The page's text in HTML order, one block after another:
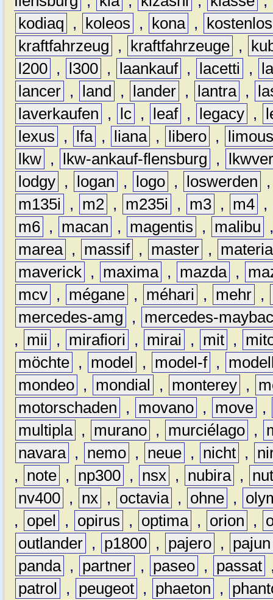
kodiaq
, koleos , kona ,
kostenlos
kraftfahrzeug
, kraftfahrzeuge ,
l200 , l300 , laankauf , lacetti ,
lancer , land , lander , lantra ,
laverkaufen
, lc , leaf , legacy ,
lexus
, lfa , liana , libero ,
lkw , lkw-ankauf-flensburg ,
lodgy , logan , logo , loswerden
m135i
, m2 , m235i , m3 , m4 ,
m6 , macan , magentis , malibu
marea , massif , master ,
materia
maverick , maxima , mazda ,
mcv , mégane , méhari , mehr ,
mercedes-amg
,
mercedes-
,
mii , mirafiori , mirai , mit ,
möchte , model , model-f ,
mondeo , mondial , monterey ,
motorschaden
, movano , move ,
multipla , murano , murciélago ,
navara , nemo , neue , nicht ,
,
note , np300 , nsx , nubira ,
nv400 , nx , octavia , ohne ,
,
opel , opirus , optima , orion ,
outlander , p1800 , pajero ,
pajun
panda , partner , paseo , passat
patrol
, peugeot , phaeton ,